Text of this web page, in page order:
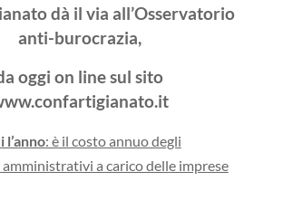
dà il via all’Osservatorio
anti-burocrazia,
oggi on line sul sito
l’anno: è il costo annuo degli
a carico delle imprese